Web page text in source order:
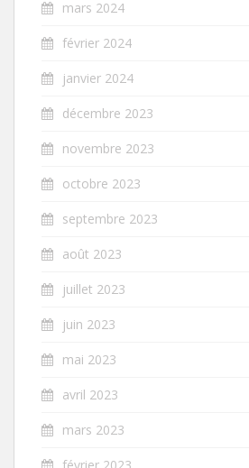
mars 2024
février 2024
janvier 2024
décembre 2023
novembre 2023
octobre 2023
septembre 2023
août 2023
juillet 2023
juin 2023
mai 2023
avril 2023
mars 2023
février 2023